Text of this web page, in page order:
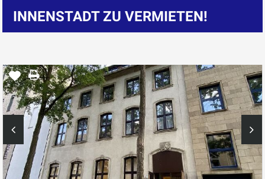
INNENSTADT ZU VERMIETEN!